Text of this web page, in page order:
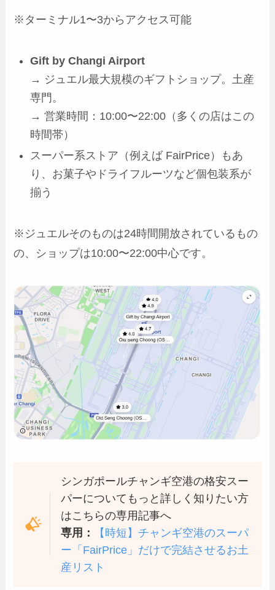
※ターミナル1〜3からアクセス可能
Gift by Changi Airport
→ ジュエル最大規模のギフトショップ。土産
専門。
→ 営業時間：10:00〜22:00（多くの店はこの
時間帯）
スーパー系ストア（例えば FairPrice）もあ
り、お菓子やドライフルーツなど個包装系が
揃う
※ジュエルそのものは24時間開放されているもの
の、ショップは10:00〜22:00中心です。
シンガポールチャンギ空港の格安スー
パーについてもっと詳しく知りたい方
はこちらの専用記事へ
専用：
【時短】チャンギ空港のスーパ
ー「FairPrice」だけで完結させるお土
産リスト